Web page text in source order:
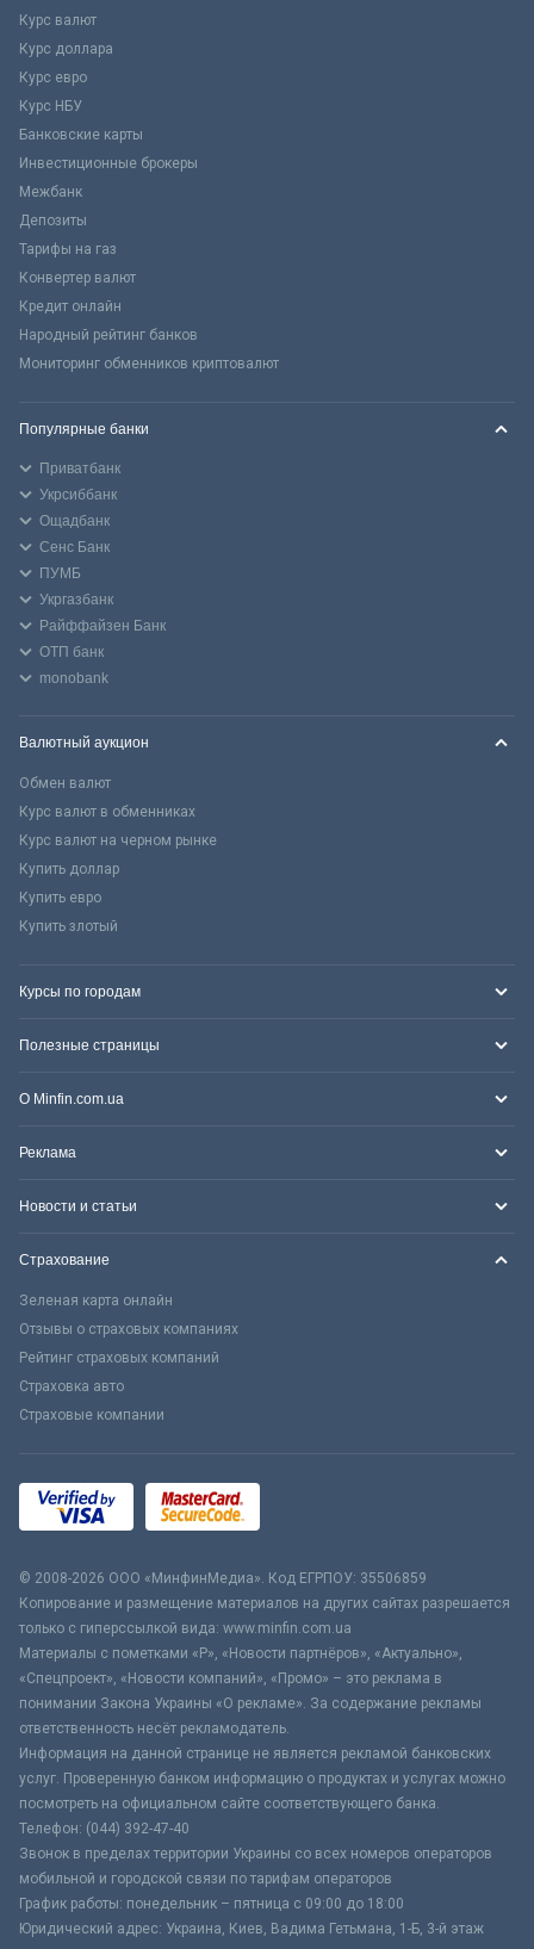
Курс валют
Курс доллара
Курс евро
Курс НБУ
Банковские карты
Инвестиционные брокеры
Межбанк
Депозиты
Тарифы на газ
Конвертер валют
Кредит онлайн
Народный рейтинг банков
Мониторинг обменников криптовалют
Популярные банки
Приватбанк
Укрсиббанк
Ощадбанк
Сенс Банк
ПУМБ
Укргазбанк
Райффайзен Банк
ОТП банк
monobank
Валютный аукцион
Обмен валют
Курс валют в обменниках
Курс валют на черном рынке
Купить доллар
Купить евро
Купить злотый
Курсы по городам
Полезные страницы
О Minfin.com.ua
Реклама
Новости и статьи
Страхование
Зеленая карта онлайн
Отзывы о страховых компаниях
Рейтинг страховых компаний
Страховка авто
Страховые компании
© 2008-2026 ООО «МинфинМедиа». Код ЕГРПОУ: 35506859
Копирование и размещение материалов на других сайтах разрешается
только с гиперссылкой вида: www.minfin.com.ua
Материалы с пометками «Р», «Новости партнёров», «Актуально»,
«Спецпроект», «Новости компаний», «Промо» – это реклама в
понимании Закона Украины «О рекламе». За содержание рекламы
ответственность несёт рекламодатель.
Информация на данной странице не является рекламой банковских
услуг. Проверенную банком информацию о продуктах и услугах можно
посмотреть на официальном сайте соответствующего банка.
Телефон: (044) 392-47-40
Звонок в пределах территории Украины со всех номеров операторов
мобильной и городской связи по тарифам операторов
График работы: понедельник – пятница с 09:00 до 18:00
Юридический адрес: Украина, Киев, Вадима Гетьмана, 1-Б, 3-й этаж